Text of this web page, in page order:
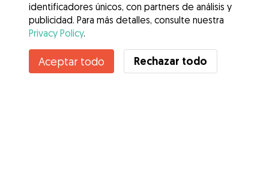
¿Conoces los Beneficios de Gudog? Ver más
identificadores únicos, con partners de análisis y
publicidad. Para más detalles, consulte nuestra
Privacy Policy.
Aceptar todo Rechazar todo